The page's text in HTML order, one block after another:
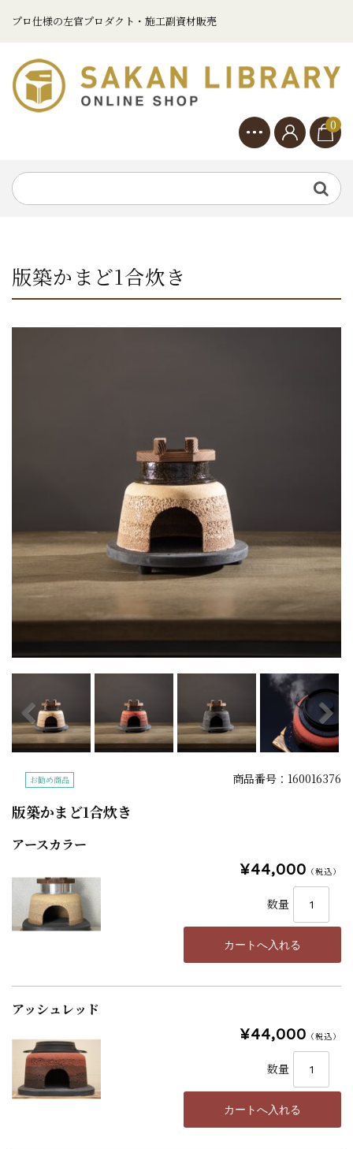
プロ仕様の左官プロダクト・施工副資材販売
0
版築かまど1合炊き
お勧め商品 商品番号：160016376
版築かまど1合炊き
アースカラー
¥44,000 （税込）
数量
アッシュレッド
¥44,000 （税込）
数量